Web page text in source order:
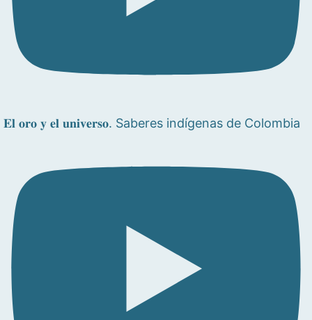
𝐄𝐥 𝐨𝐫𝐨 𝐲 𝐞𝐥 𝐮𝐧𝐢𝐯𝐞𝐫𝐬𝐨. Saberes indígenas de Colombia